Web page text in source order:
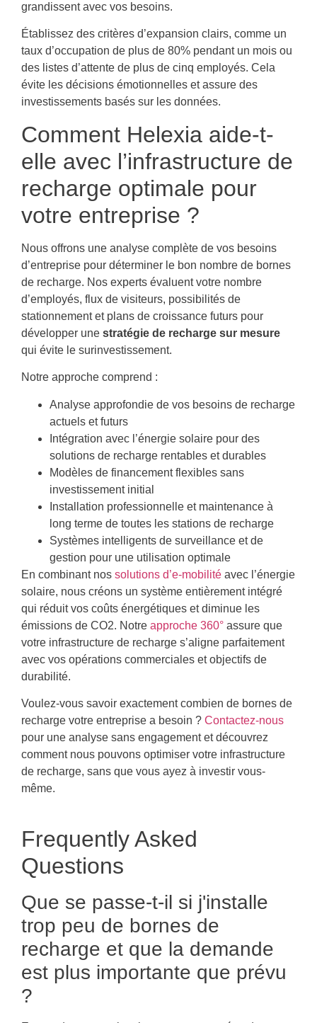
grandissent avec vos besoins.
Établissez des critères d’expansion clairs, comme un
taux d’occupation de plus de 80% pendant un mois ou
des listes d’attente de plus de cinq employés. Cela
évite les décisions émotionnelles et assure des
investissements basés sur les données.
Comment Helexia aide-t-
elle avec l’infrastructure de
recharge optimale pour
votre entreprise ?
Nous offrons une analyse complète de vos besoins
d’entreprise pour déterminer le bon nombre de bornes
de recharge. Nos experts évaluent votre nombre
d’employés, flux de visiteurs, possibilités de
stationnement et plans de croissance futurs pour
développer une stratégie de recharge sur mesure
qui évite le surinvestissement.
Notre approche comprend :
Analyse approfondie de vos besoins de recharge
actuels et futurs
Intégration avec l’énergie solaire pour des
solutions de recharge rentables et durables
Modèles de financement flexibles sans
investissement initial
Installation professionnelle et maintenance à
long terme de toutes les stations de recharge
Systèmes intelligents de surveillance et de
gestion pour une utilisation optimale
En combinant nos solutions d’e-mobilité avec l’énergie
solaire, nous créons un système entièrement intégré
qui réduit vos coûts énergétiques et diminue les
émissions de CO2. Notre approche 360° assure que
votre infrastructure de recharge s’aligne parfaitement
avec vos opérations commerciales et objectifs de
durabilité.
Voulez-vous savoir exactement combien de bornes de
recharge votre entreprise a besoin ? Contactez-nous
pour une analyse sans engagement et découvrez
comment nous pouvons optimiser votre infrastructure
de recharge, sans que vous ayez à investir vous-
même.
Frequently Asked
Questions
Que se passe-t-il si j'installe
trop peu de bornes de
recharge et que la demande
est plus importante que prévu
?